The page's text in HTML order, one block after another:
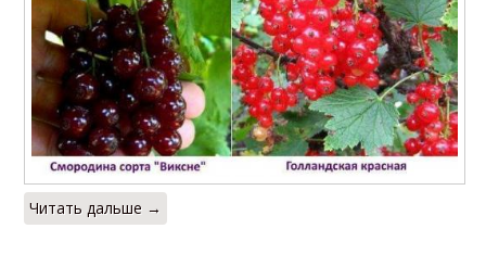
Читать дальше →